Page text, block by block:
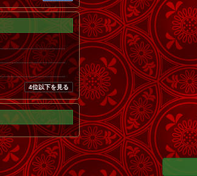
4位以下を見る